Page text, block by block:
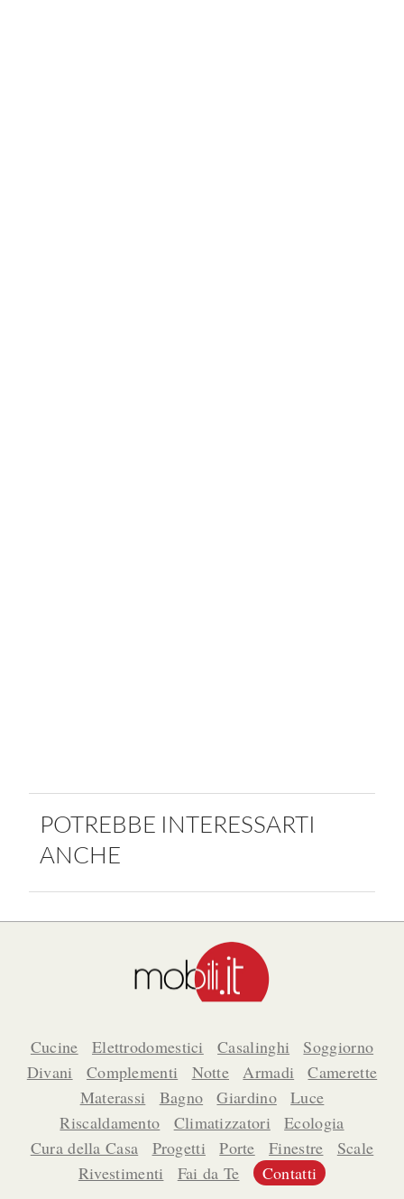
POTREBBE INTERESSARTI
ANCHE
Cucine Elettrodomestici Casalinghi
Soggiorno
Divani
Complementi Notte Armadi
Camerette
Materassi
Bagno Giardino
Luce
Riscaldamento
Climatizzatori
Ecologia
Cura della Casa
Progetti Porte Finestre
Scale
Rivestimenti
Fai da Te Contatti